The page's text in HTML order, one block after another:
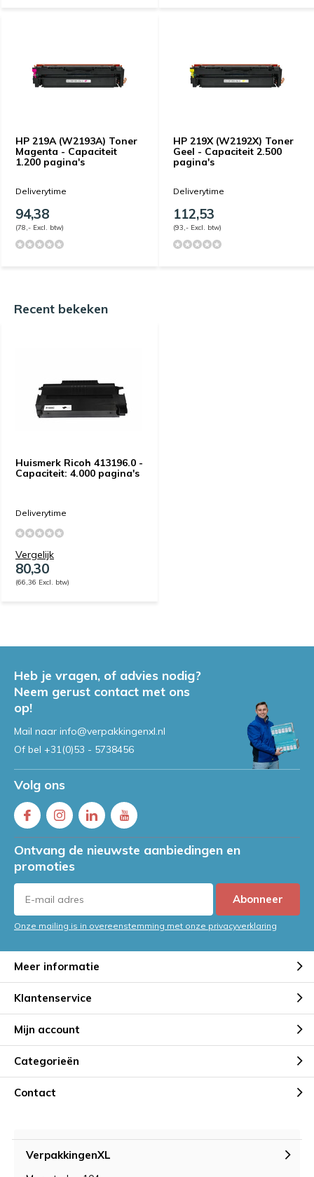
HP 219A (W2193A) Toner
Magenta - Capaciteit
1.200 pagina's
Deliverytime
94,38
(78,- Excl. btw)
HP 219X (W2192X) Toner
Geel - Capaciteit 2.500
pagina's
Deliverytime
112,53
(93,- Excl. btw)
Recent bekeken
Huismerk Ricoh 413196.0 -
Capaciteit: 4.000 pagina's
Deliverytime
Vergelijk
80,30
(66,36 Excl. btw)
Heb je vragen, of advies nodig?
Neem gerust contact met ons
op!
Mail naar info@verpakkingenxl.nl
Of bel +31(0)53 - 5738456
Volg ons
Ontvang de nieuwste aanbiedingen en
promoties
Abonneer
Onze mailing is in overeenstemming met onze privacyverklaring
Meer informatie
Klantenservice
Mijn account
Categorieën
Contact
VerpakkingenXL